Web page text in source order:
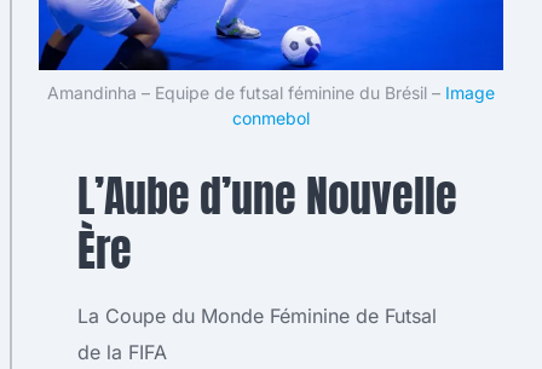
Amandinha – Equipe de futsal féminine du Brésil – Image
conmebol
L’Aube d’une Nouvelle
Ère
La Coupe du Monde Féminine de Futsal
de la FIFA